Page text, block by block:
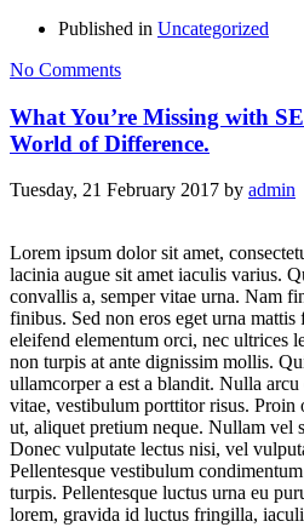
Published in Uncategorized
No Comments
What You’re Missing with
World of Difference.
Tuesday, 21 February 2017 by admin
Lorem ipsum dolor sit amet,
lacinia augue sit amet iaculis varius.
convallis a, semper vitae urna. Nam
finibus. Sed non eros eget urna
eleifend elementum orci, nec ultrices
non turpis at ante dignissim mollis.
ullamcorper a est a blandit. Nulla arcu
vitae, vestibulum porttitor risus. Proin
ut, aliquet pretium neque. Nullam vel
Donec vulputate lectus nisi, vel
Pellentesque vestibulum
turpis. Pellentesque luctus urna eu
lorem, gravida id luctus fringilla,